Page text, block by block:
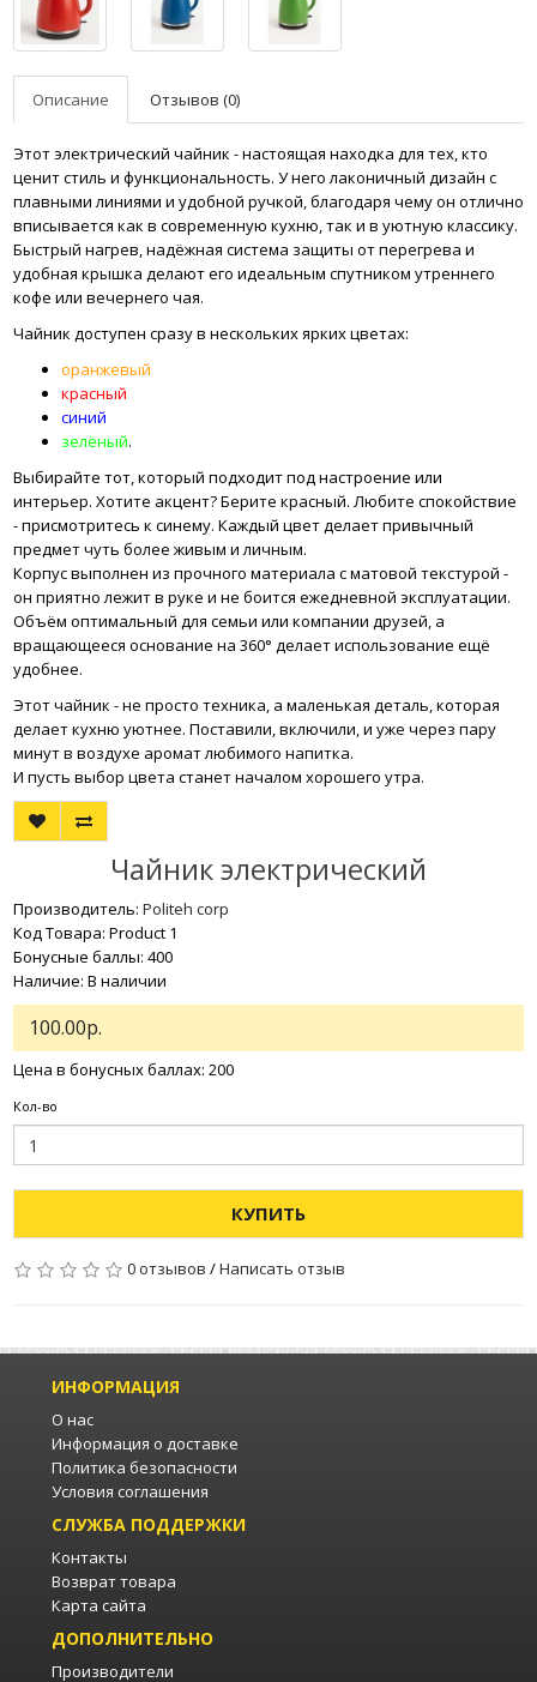
Описание Отзывов (0)
Этот электрический чайник - настоящая находка для тех, кто
ценит стиль и функциональность. У него лаконичный дизайн с
плавными линиями и удобной ручкой, благодаря чему он отлично
вписывается как в современную кухню, так и в уютную классику.
Быстрый нагрев, надёжная система защиты от перегрева и
удобная крышка делают его идеальным спутником утреннего
кофе или вечернего чая.
Чайник доступен сразу в нескольких ярких цветах:
оранжевый
красный
синий
зелёный.
Выбирайте тот, который подходит под настроение или
интерьер. Хотите акцент? Берите красный. Любите спокойствие
- присмотритесь к синему. Каждый цвет делает привычный
предмет чуть более живым и личным.
Корпус выполнен из прочного материала с матовой текстурой -
он приятно лежит в руке и не боится ежедневной эксплуатации.
Объём оптимальный для семьи или компании друзей, а
вращающееся основание на 360° делает использование ещё
удобнее.
Этот чайник - не просто техника, а маленькая деталь, которая
делает кухню уютнее. Поставили, включили, и уже через пару
минут в воздухе аромат любимого напитка.
И пусть выбор цвета станет началом хорошего утра.
Чайник электрический
Производитель: Politeh corp
Код Товара: Product 1
Бонусные баллы: 400
Наличие: В наличии
100.00р.
Цена в бонусных баллах: 200
Кол-во
КУПИТЬ
0 отзывов /Написать отзыв
ИНФОРМАЦИЯ
О нас
Информация о доставке
Политика безопасности
Условия соглашения
СЛУЖБА ПОДДЕРЖКИ
Контакты
Возврат товара
Карта сайта
ДОПОЛНИТЕЛЬНО
Производители